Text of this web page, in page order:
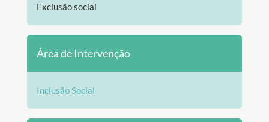
Exclusão social
Área de Intervenção
Inclusão Social